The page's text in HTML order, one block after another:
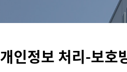
개인정보 처리-보호